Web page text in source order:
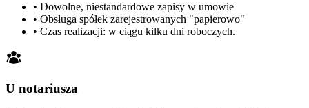
• Dowolne, niestandardowe zapisy w umowie
• Obsługa spółek zarejestrowanych "papierowo"
• Czas realizacji: w ciągu kilku dni roboczych.
U notariusza